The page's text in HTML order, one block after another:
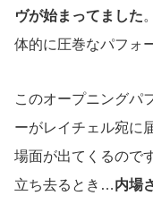
ヴが始まってました
体的に圧巻なパフォ
このオープニングパ
ーがレイチェル宛に
場面が出てくるので
立ち去るとき…内場